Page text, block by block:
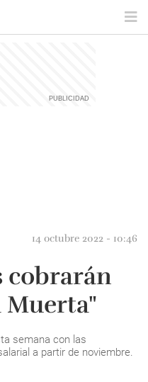
14 octubre 2022 - 10:46
cobrarán
Muerta"
semana con las
a partir de noviembre.